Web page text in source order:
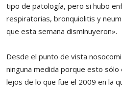
tipo de patología, pero si hubo
respiratorias, bronquiolitis y
que esta semana disminuyeron».
Desde el punto de vista
ninguna medida porque esto
lejos de lo que fue el 2009 en la